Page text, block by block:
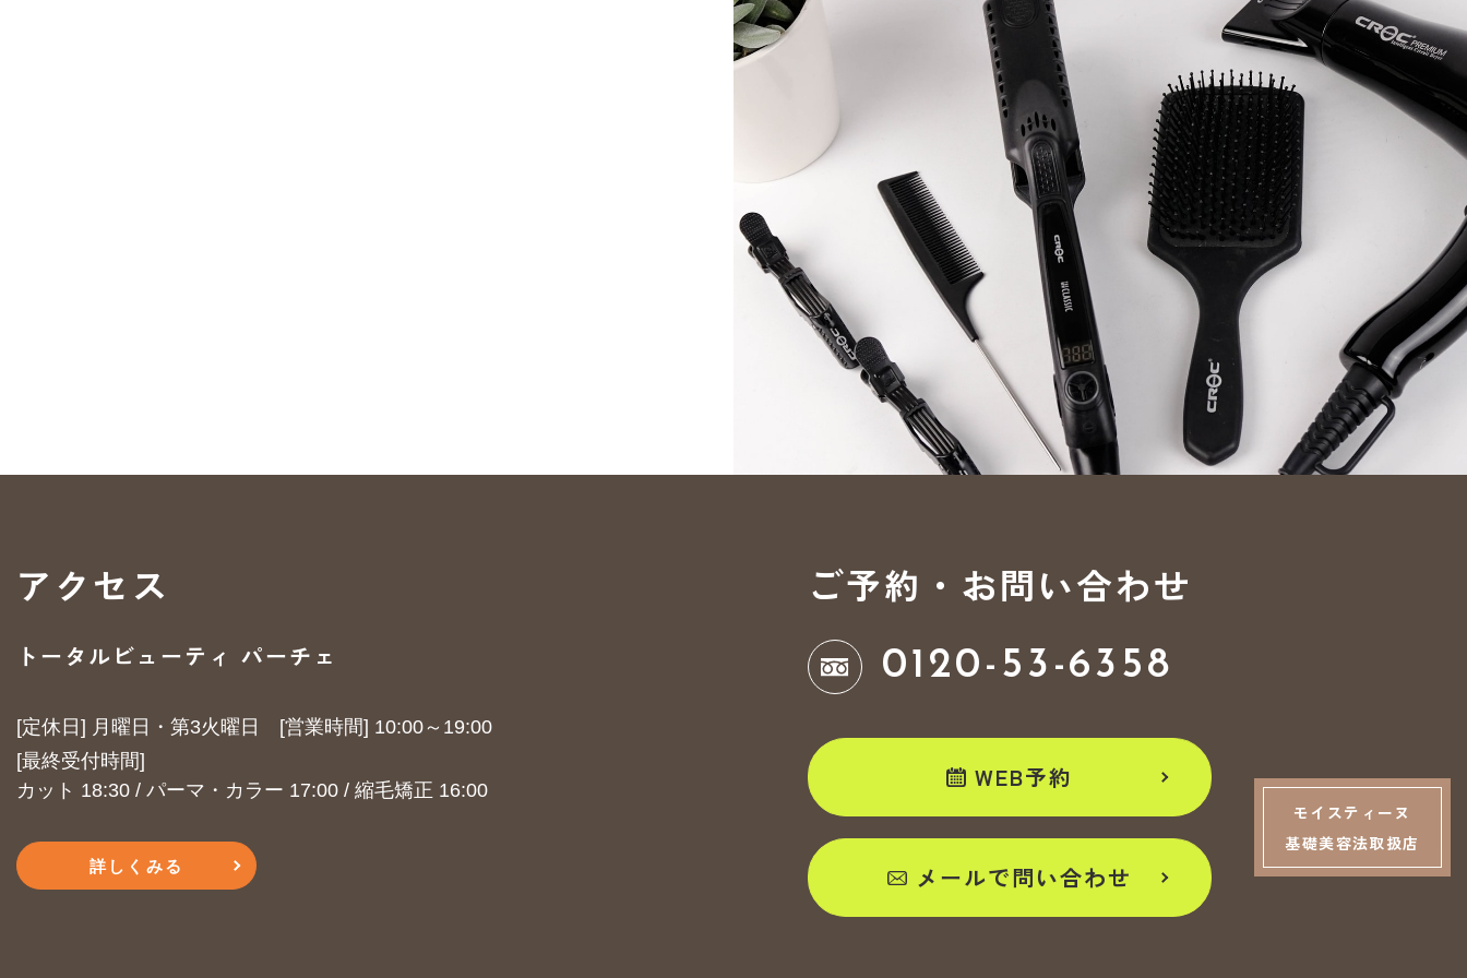
アクセス
トータルビューティ パーチェ
[定休日] 月曜日・第3火曜日 ​​​​​​​[営業時間] 10:00～19:00
​​​​​​​[最終受付時間]
カット 18:30 / パーマ・カラー 17:00 / 縮毛矯正 16:00
詳しくみる
ご予約・お問い合わせ
0120-53-6358
WEB予約
メールで問い合わせ
モイスティーヌ
基礎美容法取扱店